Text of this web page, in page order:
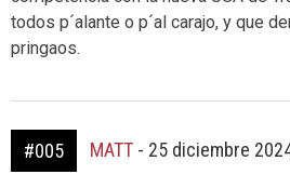
todos p´alante o p´al carajo, y que
pringaos.
#005 MATT - 25 diciembre